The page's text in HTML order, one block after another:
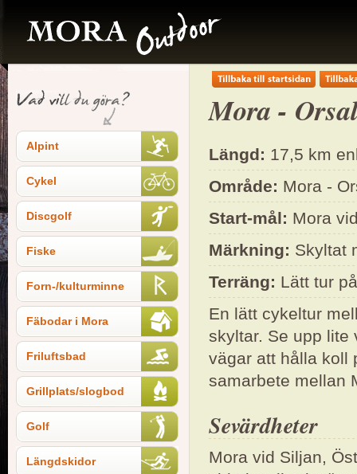
Alpint
Cykel
Discgolf
Fiske
Forn-/kulturminne
Fäbodar i Mora
Friluftsbad
Grillplats/slogbod
Golf
Längdskidor
Mora -
Längd: 17,5 km
Område: Mora -
Start-mål: Mora
Märkning: Skyltat
Terräng: Lätt tur
En lätt cykeltur
skyltar. Se upp lite
vägar att hålla koll
samarbete mellan
Sevärdheter
Mora vid Siljan,